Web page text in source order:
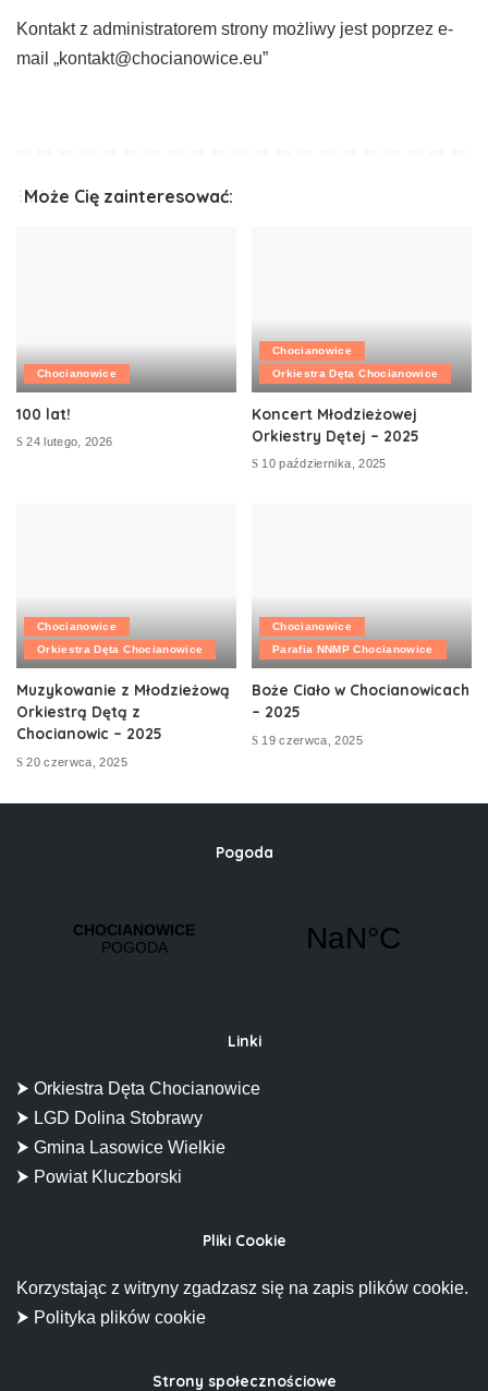
Kontakt z administratorem strony możliwy jest poprzez e-
mail „kontakt@chocianowice.eu”
Może Cię zainteresować:
Chocianowice
100 lat!
24 lutego, 2026
Chocianowice
Orkiestra Dęta Chocianowice
Koncert Młodzieżowej
Orkiestry Dętej – 2025
10 października, 2025
Chocianowice
Orkiestra Dęta Chocianowice
Muzykowanie z Młodzieżową
Orkiestrą Dętą z
Chocianowic – 2025
20 czerwca, 2025
Chocianowice
Parafia NNMP Chocianowice
Boże Ciało w Chocianowicach
– 2025
19 czerwca, 2025
Pogoda
Linki
⮞ Orkiestra Dęta Chocianowice
⮞ LGD Dolina Stobrawy
⮞ Gmina Lasowice Wielkie
⮞ Powiat Kluczborski
Pliki Cookie
Korzystając z witryny zgadzasz się na zapis plików cookie.
⮞ Polityka plików cookie
Strony społecznościowe